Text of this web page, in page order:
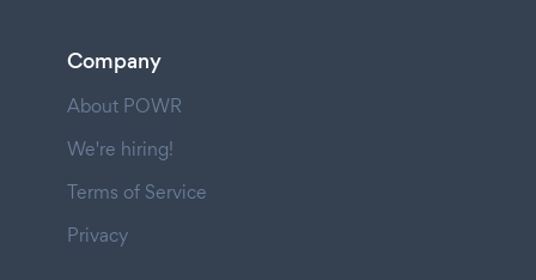
Company
About POWR
We're hiring!
Terms of Service
Privacy